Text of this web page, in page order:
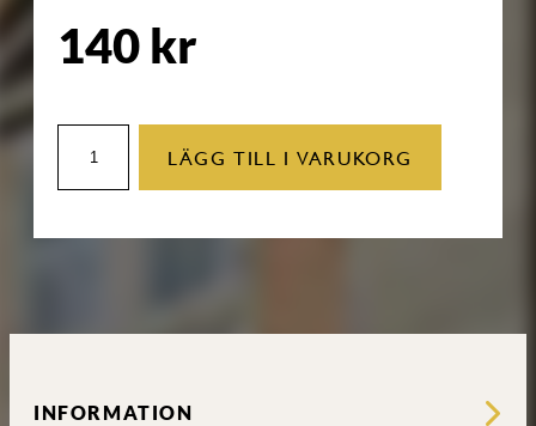
140 kr
Oordning
Riddarhuset
LÄGG TILL I VARUKORG
INFORMATION